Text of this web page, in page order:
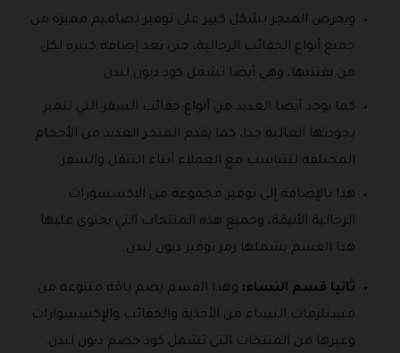
ويحرص المتجر بشكل كبير على توفير تصاميم مميزة من
جميع أنواع الحقائب الرجالية، حتى تعد إضافة كبيرة لكل
من يقتنيها، وهي أيضا تشمل كود ديون لندن.
كما يوجد أيضا العديد من أنواع حقائب السفر التي تتميز
بجودتها العالية جدا، كما يقدم المتجر العديد من الأحجام
المختلفة لتتناسب مع العملاء أثناء التنقل والسفر.
هذا بالإضافة إلى توفير مجموعة من الاكسسورات
الرجالية الأنيقة، وجميع هذه المنتجات التي يحتوي عليها
هذا القسم يشملها رمز توفير ديون لندن.
ثانيا قسم النساء: وهذا القسم يضم باقة متنوعة من
مستلزمات النساء من الأحذية والحقائب والإكسسوارات
وغيرها من المنتجات التي تشمل كود خصم ديون لندن.